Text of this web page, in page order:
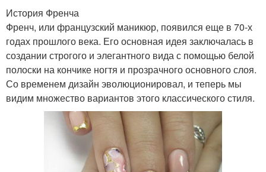
История Френча
Френч, или французский маникюр, появился еще в 70-х
годах прошлого века. Его основная идея заключалась в
создании строгого и элегантного вида с помощью белой
полоски на кончике ногтя и прозрачного основного слоя.
Со временем дизайн эволюционировал, и теперь мы
видим множество вариантов этого классического стиля.